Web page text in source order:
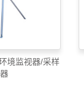
境监视器/采样
器